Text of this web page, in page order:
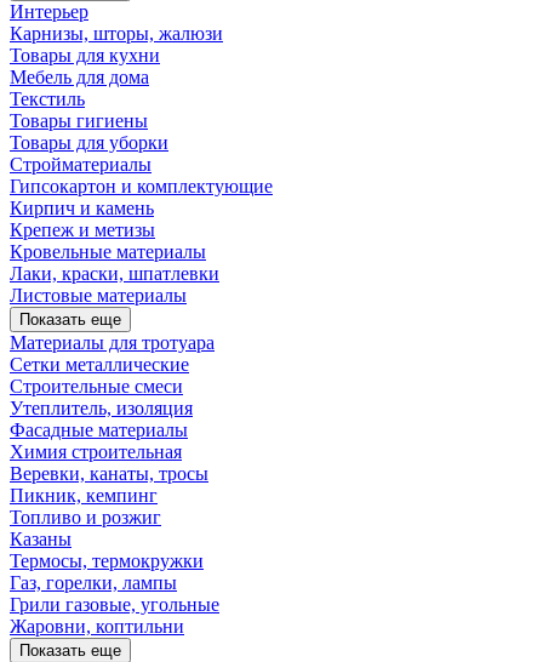
Интерьер
Карнизы, шторы, жалюзи
Товары для кухни
Мебель для дома
Текстиль
Товары гигиены
Товары для уборки
Стройматериалы
Гипсокартон и комплектующие
Кирпич и камень
Крепеж и метизы
Кровельные материалы
Лаки, краски, шпатлевки
Листовые материалы
Показать еще
Материалы для тротуара
Сетки металлические
Строительные смеси
Утеплитель, изоляция
Фасадные материалы
Химия строительная
Веревки, канаты, тросы
Пикник, кемпинг
Топливо и розжиг
Казаны
Термосы, термокружки
Газ, горелки, лампы
Грили газовые, угольные
Жаровни, коптильни
Показать еще